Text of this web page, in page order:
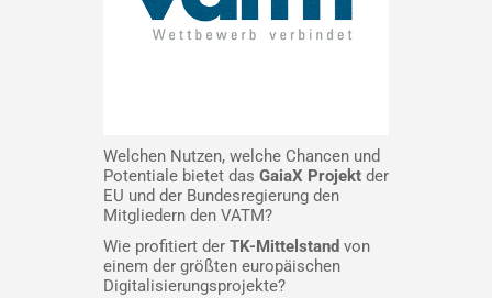
Welchen Nutzen, welche Chancen und
Potentiale bietet das GaiaX Projekt der
EU und der Bundesregierung den
Mitgliedern den VATM?
Wie profitiert der TK-Mittelstand von
einem der größten europäischen
Digitalisierungsprojekte?